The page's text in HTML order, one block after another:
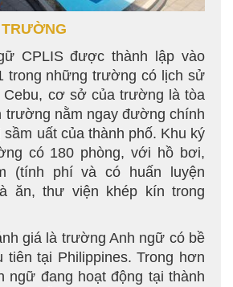
CPLIS được thành lập vào
trong những trường có lịch sử
Cebu, cơ sở của trường là tòa
trường nằm ngay đường chính
sầm uất của thành phố. Khu ký
có 180 phòng, với hồ bơi,
(tính phí và có huấn luyện
ăn, thư viện khép kín trong
giá là trường Anh ngữ có bề
tiên tại Philippines. Trong hơn
ngữ đang hoạt động tại thành